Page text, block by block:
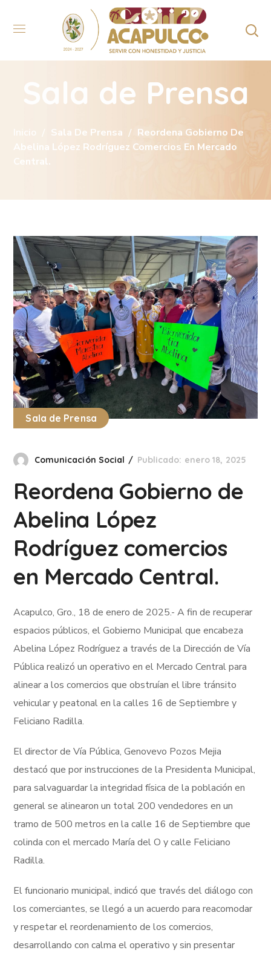
Sala de Prensa
Inicio Sala De Prensa
Reordena Gobierno De
Abelina López Rodríguez Comercios En Mercado
Central.
Sala de Prensa
Comunicación Social Publicado: enero 18, 2025
Reordena Gobierno de
Abelina López
Rodríguez comercios
en Mercado Central.
Acapulco, Gro., 18 de enero de 2025.- A fin de recuperar
espacios públicos, el Gobierno Municipal que encabeza
Abelina López Rodríguez a través de la Dirección de Vía
Pública realizó un operativo en el Mercado Central para
alinear a los comercios que obstruían el libre tránsito
vehicular y peatonal en la calles 16 de Septiembre y
Feliciano Radilla.
El director de Vía Pública, Genovevo Pozos Mejia
destacó que por instrucciones de la Presidenta Municipal,
para salvaguardar la integridad física de la población en
general se alinearon un total 200 vendedores en un
tramo de 500 metros en la calle 16 de Septiembre que
colinda con el mercado María del O y calle Feliciano
Radilla.
El funcionario municipal, indicó que través del diálogo con
los comerciantes, se llegó a un acuerdo para reacomodar
y respetar el reordenamiento de los comercios,
desarrollando con calma el operativo y sin presentar